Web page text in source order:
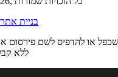
בניית
או להדפיס לשם פירסום
ללא